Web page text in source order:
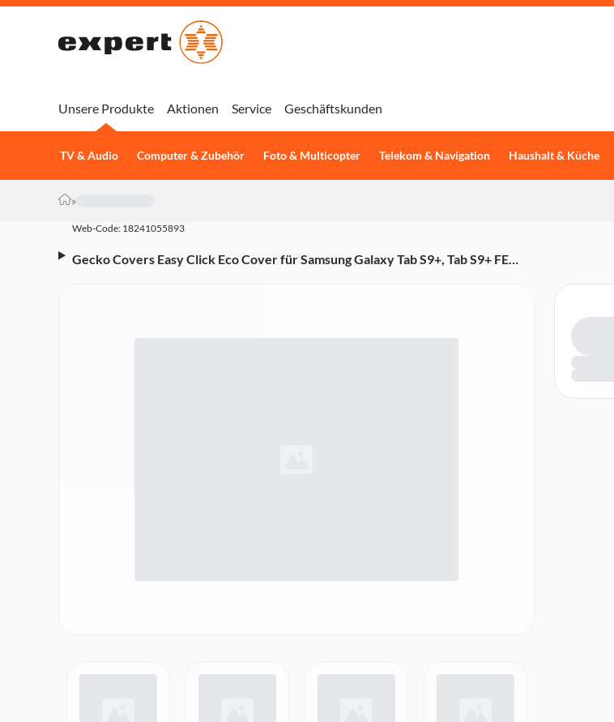
Unsere Produkte
TV & Audio Computer & Zubehör Foto & Multicopter Telekom & Navigation Haushalt & Küche
Aktionen Service Geschäftskunden
»
Web-Code: 18241055893
Gecko Covers Easy Click Eco Cover für Samsung Galaxy Tab S9+, Tab S9+ FE